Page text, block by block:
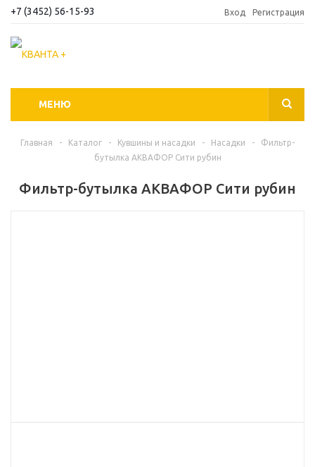
+7 (3452) 56-15-93 Вход Регистрация
МЕНЮ
Главная - Каталог - Кувшины и насадки - Насадки -
Фильтр-
бутылка АКВАФОР Сити рубин
Фильтр-бутылка АКВАФОР Сити рубин